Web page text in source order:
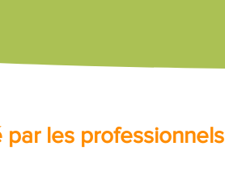
les professionnels